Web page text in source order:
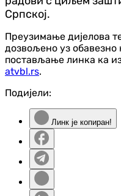
Српској.
Преузимање дијелова
дозвољено уз
постављање линка ка
atvbl.rs.
Подијели:
Линк је копиран!